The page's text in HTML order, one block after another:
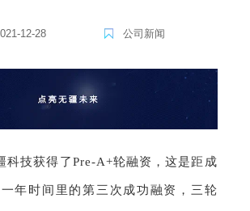
12-28 公司新闻
科技获得了Pre-A+轮融资，这是距成
年时间里的第三次成功融资，三轮